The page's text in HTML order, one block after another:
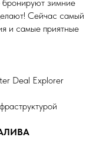
бронируют зимние
Сейчас самый
и самые приятные
Deal Explorer